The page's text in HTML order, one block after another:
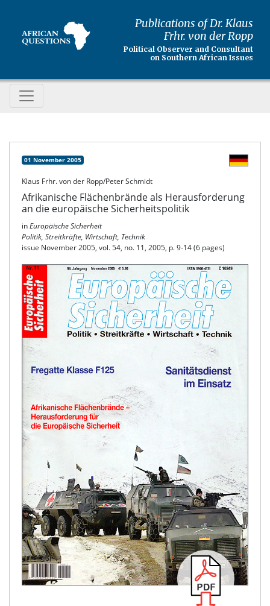
Publications of Dr. Klaus
Frhr. von der Ropp
Political Observer and Consultant
on Southern African Issues
01 November 2005
Klaus Frhr. von der Ropp/Peter Schmidt
Afrikanische Flächenbrände als Herausforderung
an die europäische Sicherheitspolitik
inEuropäische Sicherheit
Politik, Streitkräfte, Wirtschaft, Technik
issue November 2005, vol. 54, no. 11, 2005, p. 9-14 (6 pages)